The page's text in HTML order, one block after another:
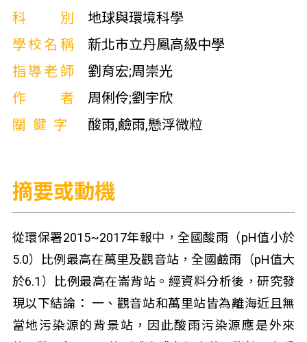
科別
地球與環境科學
學校名稱
新北市立丹鳳高級中學
指導老師
劉育宏;周崇光
作者
周俐伶;劉宇欣
關鍵字
酸雨,鹼雨,懸浮微粒
摘要或動機
從環保署2015~2017年報中，全國酸雨（pH值小於
5.0）比例最高在萬里及觀音站，全國鹼雨（pH值大
於6.1）比例最高在崙背站。經資料分析後，研究發
現以下結論： 一、觀音站和萬里站皆為離海近且無
當地污染源的背景站，因此酸雨污染源應是外來